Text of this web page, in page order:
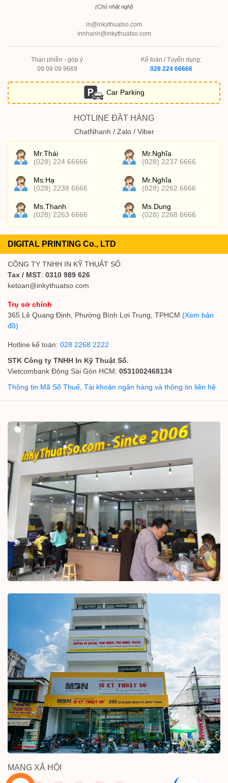
(Chủ nhật nghỉ)
in@inkythuatso.com
innhanh@inkythuatso.com
Than phiền - góp ý
09 09 09 9669
Kế toán / Tuyển dụng:
028 224 66666
Car Parking
HOTLINE ĐẶT HÀNG
ChatNhanh / Zalo / Viber
Mr.Thái
(028) 224 66666
Mr.Nghĩa
(028) 2237 6666
Ms.Hạ
(028) 2238 6666
Mr.Nghĩa
(028) 2262 6666
Ms.Thanh
(028) 2263 6666
Ms.Dung
(028) 2268 6666
DIGITAL PRINTING Co., LTD
CÔNG TY TNHH IN KỸ THUẬT SỐ
Tax / MST: 0310 989 626
ketoan@inkythuatso.com
Trụ sở chính
365 Lê Quang Định, Phường Bình Lợi Trung, TPHCM (Xem bản
đồ)
Hotline kế toán: 028 2268 2222
STK Công ty TNHH In Kỹ Thuật Số.
Vietcombank Đông Sài Gòn HCM: 0531002468134
Thông tin Mã Số Thuế, Tài khoản ngân hàng và thông tin liên hệ
MẠNG XÃ HỘI